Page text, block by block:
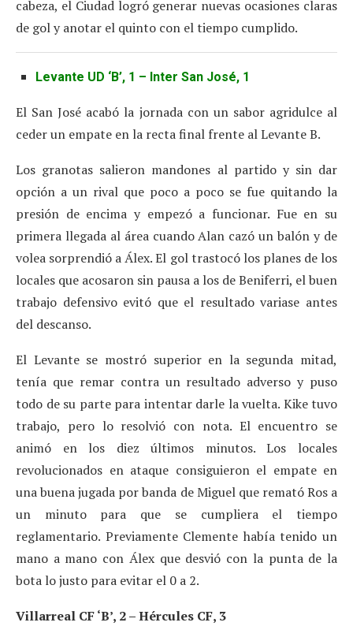
cabeza, el Ciudad logró generar nuevas ocasiones claras
de gol y anotar el quinto con el tiempo cumplido.
Levante UD ‘B’, 1 – Inter San José, 1
El San José acabó la jornada con un sabor agridulce al
ceder un empate en la recta final frente al Levante B.
Los granotas salieron mandones al partido y sin dar
opción a un rival que poco a poco se fue quitando la
presión de encima y empezó a funcionar. Fue en su
primera llegada al área cuando Alan cazó un balón y de
volea sorprendió a Álex. El gol trastocó los planes de los
locales que acosaron sin pausa a los de Beniferri, el buen
trabajo defensivo evitó que el resultado variase antes
del descanso.
El Levante se mostró superior en la segunda mitad,
tenía que remar contra un resultado adverso y puso
todo de su parte para intentar darle la vuelta. Kike tuvo
trabajo, pero lo resolvió con nota. El encuentro se
animó en los diez últimos minutos. Los locales
revolucionados en ataque consiguieron el empate en
una buena jugada por banda de Miguel que remató Ros a
un minuto para que se cumpliera el tiempo
reglamentario. Previamente Clemente había tenido un
mano a mano con Álex que desvió con la punta de la
bota lo justo para evitar el 0 a 2.
Villarreal CF ‘B’, 2 – Hércules CF, 3